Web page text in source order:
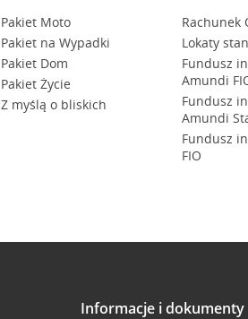
Pakiet Moto
Pakiet na Wypadki
Pakiet Dom
Pakiet Życie
Z myślą o bliskich
Rachunek
Lokaty
Fundusz
Amundi
Fundusz
Amundi
Fundusz
FIO
Informacje i dokumenty